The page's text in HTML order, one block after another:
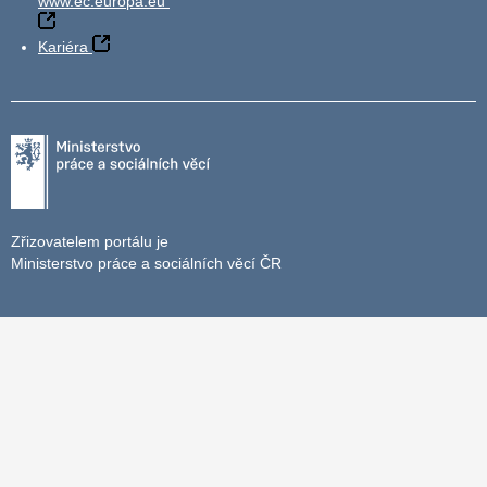
Kariéra
Zřizovatelem portálu je
Ministerstvo práce a sociálních věcí ČR